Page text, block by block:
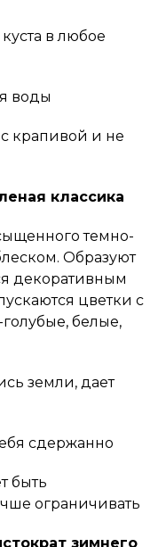
в любое
воды
крапивой и не
классика
темно-
Образуют
декоративным
цветки с
белые,
земли, дает
сдержанно
быть
ограничивать
зимнего